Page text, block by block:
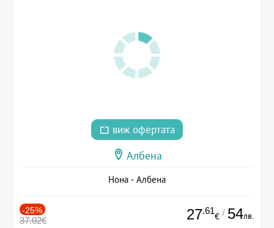
виж офертата
Албена
Нона - Албена
-25%
37.02€ 27.61
€ / 54лв.